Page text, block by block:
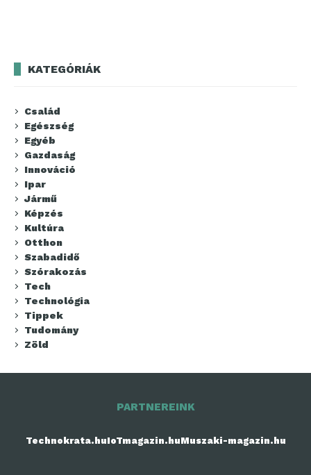
KATEGÓRIÁK
Család
Egészség
Egyéb
Gazdaság
Innováció
Ipar
Jármű
Képzés
Kultúra
Otthon
Szabadidő
Szórakozás
Tech
Technológia
Tippek
Tudomány
Zöld
PARTNEREINK
Technokrata.huIoTmagazin.huMuszaki-magazin.hu